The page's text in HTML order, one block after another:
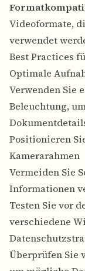
Videoformate,
verwendet
Best Practices
Optimale
Verwenden Sie
Beleuchtung,
Positionieren
Kamerarahmen
Vermeiden Sie
Informationen
Testen Sie vor
verschiedene
Überprüfen Sie